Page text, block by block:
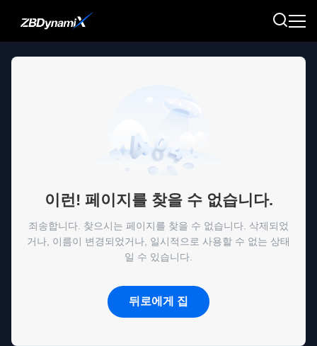
이런! 페이지를 찾을 수 없습니다.
죄송합니다. 찾으시는 페이지를 찾을 수 없습니다. 삭제되었
거나, 이름이 변경되었거나, 일시적으로 사용할 수 없는 상태
일 수 있습니다.
뒤로에게 집